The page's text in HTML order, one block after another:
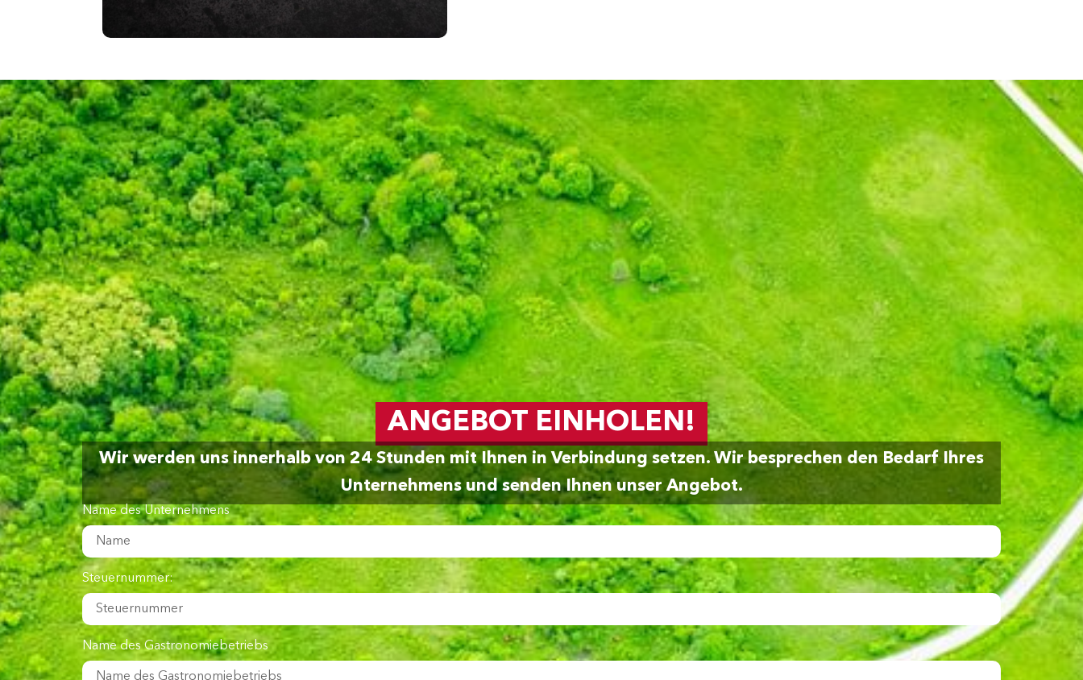
ANGEBOT EINHOLEN!
Wir werden uns innerhalb von 24 Stunden mit Ihnen in Verbindung setzen. Wir besprechen den Bedarf Ihres
Unternehmens und senden Ihnen unser Angebot.
Name des Unternehmens
Steuernummer:
Name des Gastronomiebetriebs